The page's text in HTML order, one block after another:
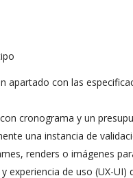
apartado con las
cronograma y un
una instancia de
renders o imágenes
de uso (UX-UI)